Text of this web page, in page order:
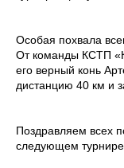
Особая похвала
От команды КСТП
его верный конь
дистанцию 40 км и
Поздравляем всех
следующем